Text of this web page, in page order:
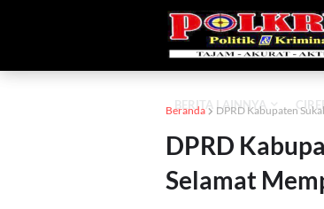
BERITA LAINNYA
Beranda DPRD Kabupaten
DPRD
Selamat